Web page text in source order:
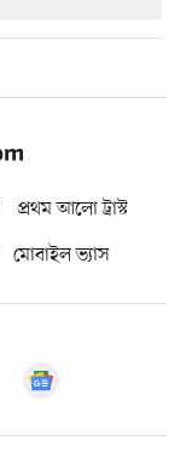
প্রথম আলো ট্রাস্ট
মোবাইল ভ্যাস